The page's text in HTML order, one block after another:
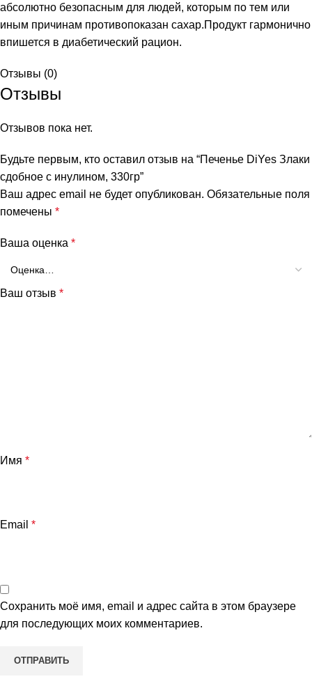
абсолютно безопасным для людей, которым по тем или
иным причинам противопоказан сахар.Продукт гармонично
впишется в диабетический рацион.
Отзывы (0)
Отзывы
Отзывов пока нет.
Будьте первым, кто оставил отзыв на “Печенье DiYes Злаки
сдобное с инулином, 330гр”
Ваш адрес email не будет опубликован. Обязательные поля
помечены *
Ваша оценка *
Ваш отзыв *
Имя *
Email *
Сохранить моё имя, email и адрес сайта в этом браузере
для последующих моих комментариев.